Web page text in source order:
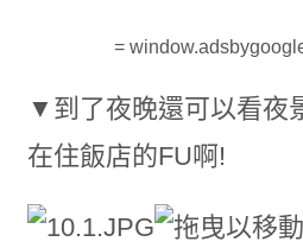
=
▼到了夜晚還可以看夜
在住飯店的FU啊!